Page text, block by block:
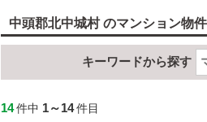
中頭郡北中城村 のマンション物
キーワードから探す
14件中 1～14件目